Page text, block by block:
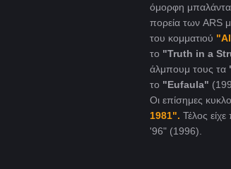
όμορφη μπαλάντα
πορεία των ARS
του κομματιού
το "Truth in a
άλμπουμ τους τα
το "Eufaula"
Οι επίσημες
1981". Τέλος
'96" (1996).